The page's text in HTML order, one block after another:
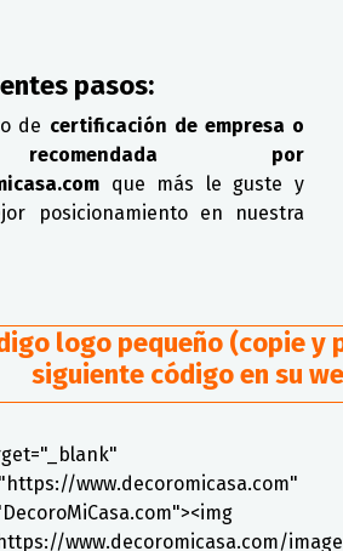
pasos:
de certificación de empresa o
por
que más le guste y
posicionamiento en nuestra
logo pequeño (copie y
siguiente código en su
www.decoromicasa.com"
www.decoromicasa.com/